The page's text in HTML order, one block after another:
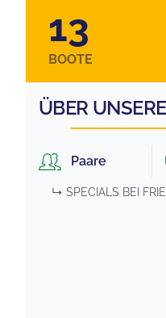
13
BOOTE
ÜBER
Paare
↳ SPECIALS BEI